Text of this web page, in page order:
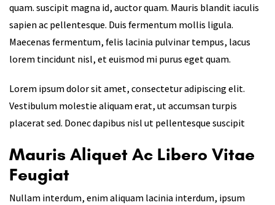
quam. suscipit magna id, auctor quam. Mauris blandit iaculis
sapien ac pellentesque. Duis fermentum mollis ligula.
Maecenas fermentum, felis lacinia pulvinar tempus, lacus
lorem tincidunt nisl, et euismod mi purus eget quam.
Lorem ipsum dolor sit amet, consectetur adipiscing elit.
Vestibulum molestie aliquam erat, ut accumsan turpis
placerat sed. Donec dapibus nisl ut pellentesque suscipit
Mauris Aliquet Ac Libero Vitae
Feugiat
Nullam interdum, enim aliquam lacinia interdum, ipsum